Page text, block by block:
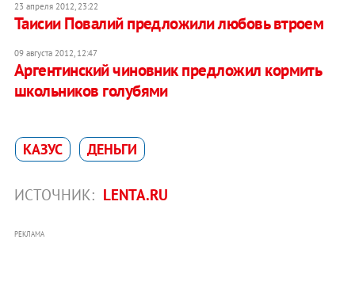
23 апреля 2012, 23:22
Таисии Повалий предложили любовь втроем
09 августа 2012, 12:47
Аргентинский чиновник предложил кормить
школьников голубями
КАЗУС ДЕНЬГИ
ИСТОЧНИК: LENTA.RU
РЕКЛАМА